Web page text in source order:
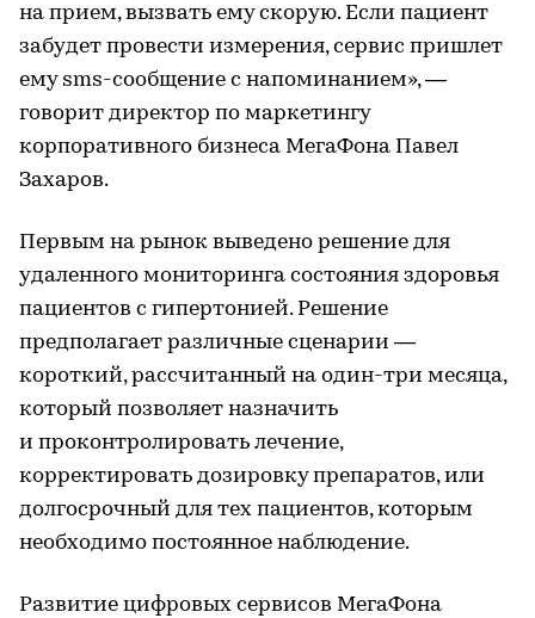
на прием, вызвать ему скорую. Если пациент
забудет провести измерения, сервис пришлет
ему sms-сообщение с напоминанием», —
говорит директор по маркетингу
корпоративного бизнеса МегаФона Павел
Захаров.
Первым на рынок выведено решение для
удаленного мониторинга состояния здоровья
пациентов с гипертонией. Решение
предполагает различные сценарии —
короткий, рассчитанный на один-три месяца,
который позволяет назначить
и проконтролировать лечение,
корректировать дозировку препаратов, или
долгосрочный для тех пациентов, которым
необходимо постоянное наблюдение.
Развитие цифровых сервисов МегаФона